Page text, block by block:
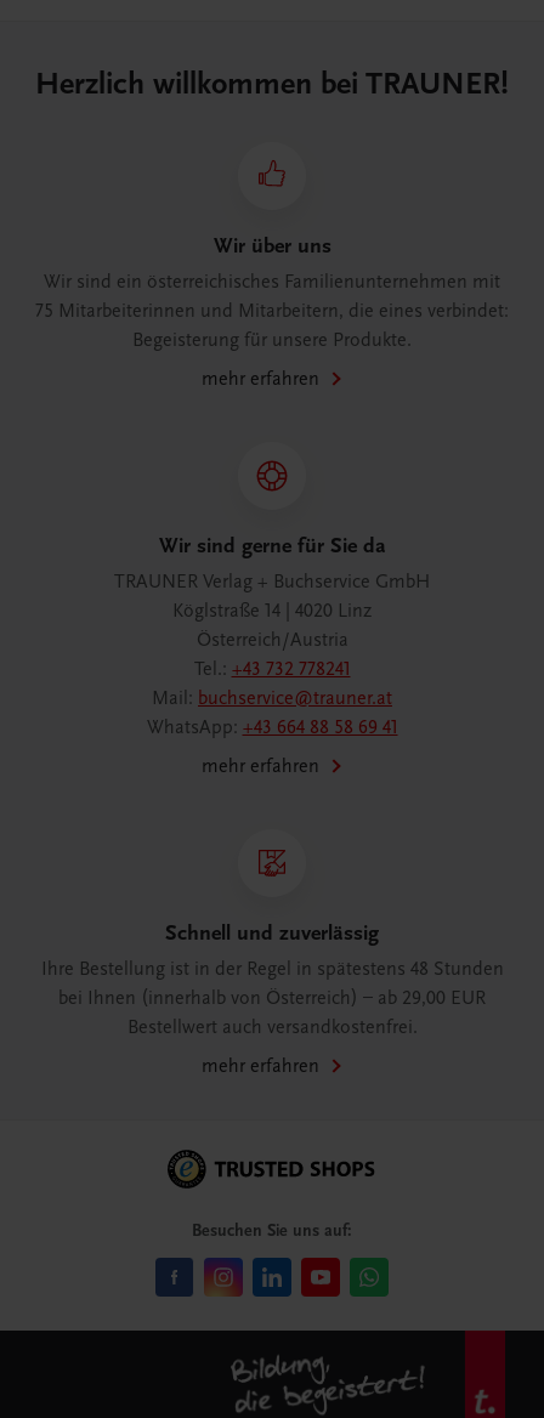
Herzlich willkommen bei TRAUNER!
Wir über uns
Wir sind ein österreichisches Familienunternehmen mit
75 Mitarbeiterinnen und Mitarbeitern, die eines verbindet:
Begeisterung für unsere Produkte.
mehr erfahren
Wir sind gerne für Sie da
TRAUNER Verlag + Buchservice GmbH
Köglstraße 14 | 4020 Linz
Österreich/Austria
Tel.: +43 732 778241
Mail: buchservice@trauner.at
WhatsApp: +43 664 88 58 69 41
mehr erfahren
Schnell und zuverlässig
Ihre Bestellung ist in der Regel in spätestens 48 Stunden
bei Ihnen (innerhalb von Österreich) – ab 29,00 EUR
Bestellwert auch versandkostenfrei.
mehr erfahren
Besuchen Sie uns auf: